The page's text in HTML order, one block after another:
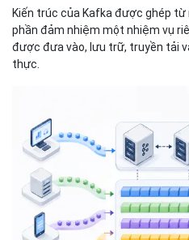
Kiến trúc của Kafka được ghép
phần đảm nhiệm một nhiệm vụ
được đưa vào, lưu trữ, truyền tải
thực.